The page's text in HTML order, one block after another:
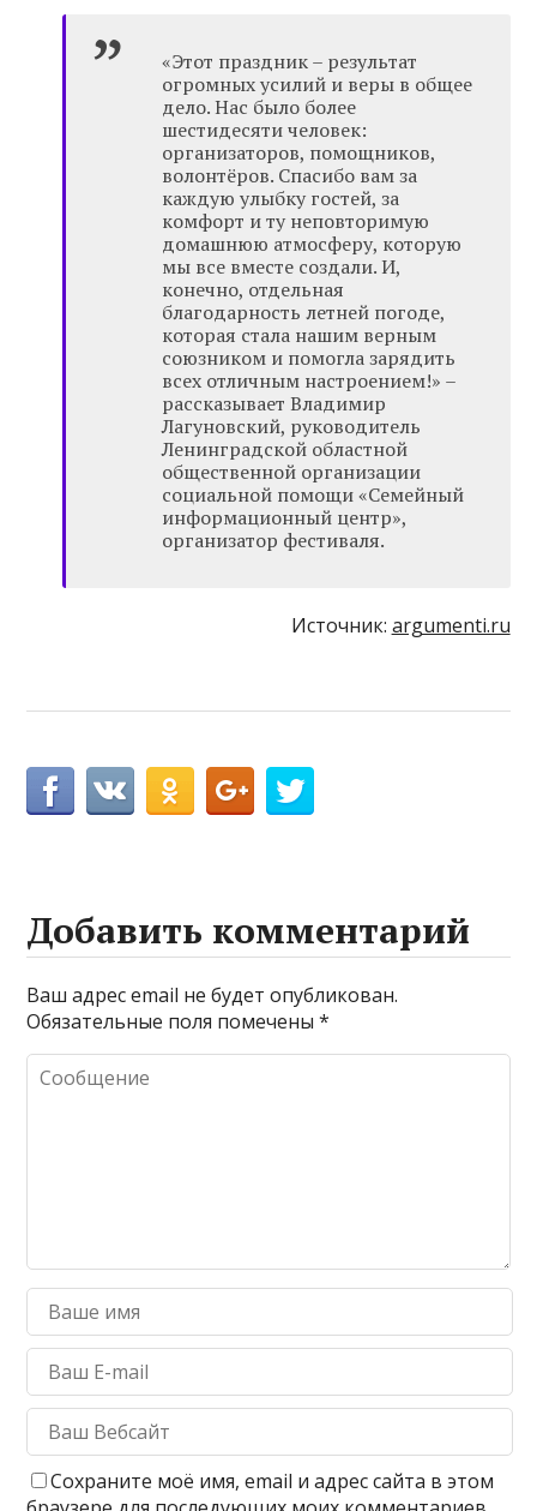
«Этот праздник – результат
огромных усилий и веры в общее
дело. Нас было более
шестидесяти человек:
организаторов, помощников,
волонтёров. Спасибо вам за
каждую улыбку гостей, за
комфорт и ту неповторимую
домашнюю атмосферу, которую
мы все вместе создали. И,
конечно, отдельная
благодарность летней погоде,
которая стала нашим верным
союзником и помогла зарядить
всех отличным настроением!» –
рассказывает Владимир
Лагуновский, руководитель
Ленинградской областной
общественной организации
социальной помощи «Семейный
информационный центр»,
организатор фестиваля.
Источник: argumenti.ru
Добавить комментарий
Ваш адрес email не будет опубликован.
Обязательные поля помечены*
Сохраните моё имя, email и адрес сайта в этом